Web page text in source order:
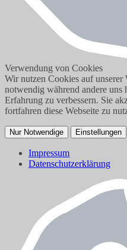
Verwendung von Cookies
Wir nutzen Cookies auf
notwendig während andere uns
Erfahrung zu verbessern. Sie
fortfahren diese Webseite zu
Nur Notwendige Einstellungen
Impressum
Datenschutzerklärung